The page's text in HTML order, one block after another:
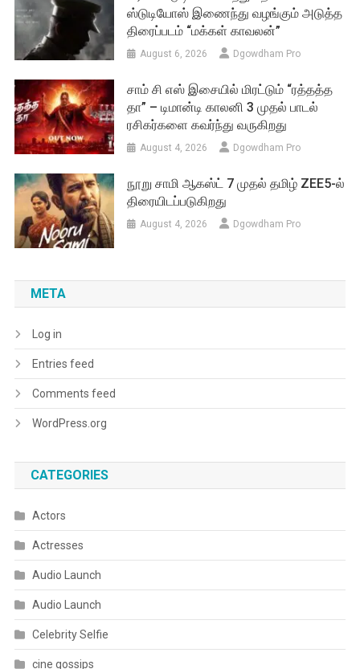
ஸ்டுடியோஸ் இணைந்து வழங்கும் அடுத்த
திரைப்படம் “மக்கள் காவலன்”
August 6, 2026 Dgowdham Pro
சாம் சி எஸ் இசையில் மிரட்டும் “ரத்தத்த
தா” – டிமான்டி காலனி 3 முதல் பாடல்
ரசிகர்களை கவர்ந்து வருகிறது
August 4, 2026 Dgowdham Pro
நூறு சாமி ஆகஸ்ட் 7 முதல் தமிழ் ZEE5-ல்
திரையிடப்படுகிறது
August 4, 2026 Dgowdham Pro
META
Log in
Entries feed
Comments feed
WordPress.org
CATEGORIES
Actors
Actresses
Audio Launch
Audio Launch
Celebrity Selfie
cine gossips